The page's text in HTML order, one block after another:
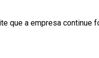
que a empresa continue